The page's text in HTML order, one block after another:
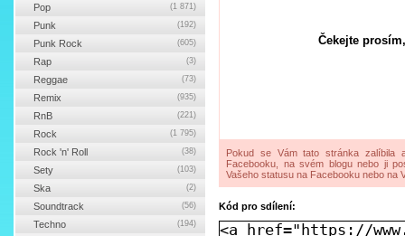
Čekejte
Pokud se Vám tato stránka zalíbila
Facebooku, na svém blogu nebo ji
Vašeho statusu na Facebooku nebo na
Kód pro sdílení:
Pop (1 871)
Punk (192)
Punk Rock (605)
Rap (3)
Reggae (73)
Remix (935)
RnB (221)
Rock (1 795)
Rock 'n' Roll (38)
Sety (103)
Ska (2)
Soundtrack (56)
Techno (194)